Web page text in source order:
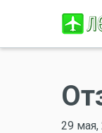
29 мая,